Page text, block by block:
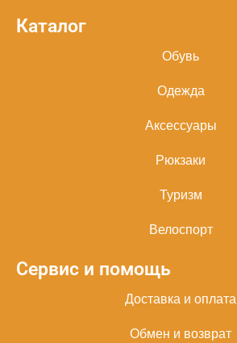
Каталог
Обувь
Одежда
Аксессуары
Рюкзаки
Туризм
Велоспорт
Сервис и помощь
Доставка и оплата
Обмен и возврат